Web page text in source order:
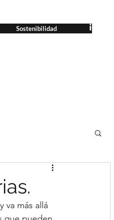
Sostenibilidad
va más allá